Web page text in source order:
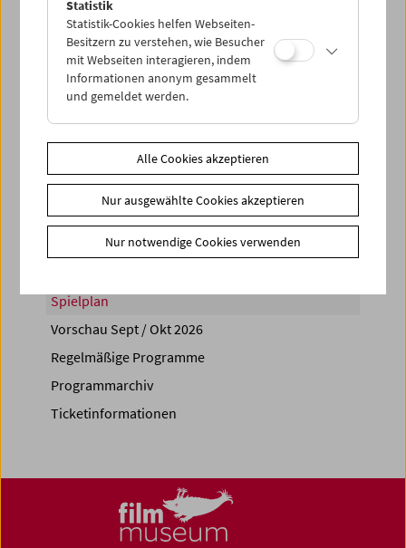
PROGRAMM ÜBERBLICK
Share on
Spielplan
Vorschau Sept / Okt 2026
Regelmäßige Programme
Programmarchiv
Ticketinformationen
Statistik
Statistik-Cookies helfen Webseiten-
Besitzern zu verstehen, wie Besucher
mit Webseiten interagieren, indem
Informationen anonym gesammelt
und gemeldet werden.
Alle Cookies akzeptieren
Nur ausgewählte Cookies akzeptieren
Nur notwendige Cookies verwenden